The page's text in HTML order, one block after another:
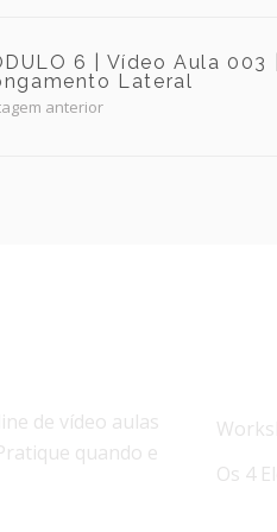
6 | Vídeo Aula 003 |
Lateral
anterior
de vídeo aulas
quando e
Os 4